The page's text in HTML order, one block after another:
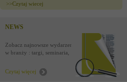
>>Czytaj wiecej
NEWS
Zobacz najnowsze wydarzenia
w branży : targi, seminaria,
Czytaj więcej